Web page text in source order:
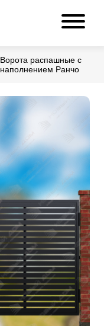
Ворота распашные с
наполнением Ранчо